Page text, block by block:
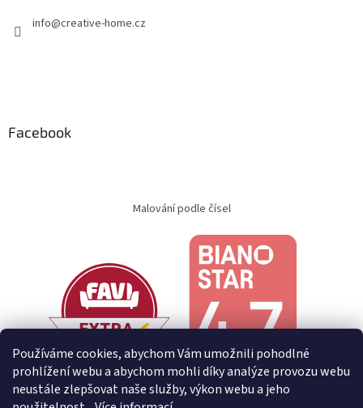
Používáme cookies, abychom Vám umožnili pohodlné
prohlížení webu a abychom mohli díky analýze provozu webu
neustále zlepšovat naše služby, výkon webu a jeho
info@creative-home.cz
Facebook
Malování podle čísel